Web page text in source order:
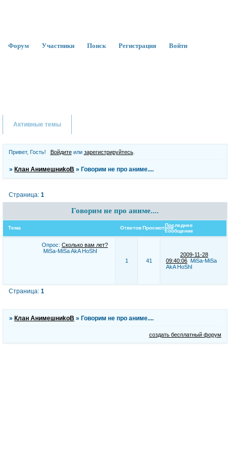
Форум Участники Поиск Регистрация Войти
Активные темы
Привет, Гость! Войдитеили зарегистрируйтесь.
»Клан АнимешниkоВ »Говорим не про аниме....
Говорим не про аниме....
Страница:1
Тема ОтветовПросмотровПоследнее
сообщение
Опрос: Сколько вам лет?
MiSa-MiSa AkA HoShI
1
41
2009-11-28
09:40:06 MiSa-MiSa
AkA HoShI
Страница:1
» Клан АнимешниkоВ » Говорим не про аниме....
создать бесплатный форум